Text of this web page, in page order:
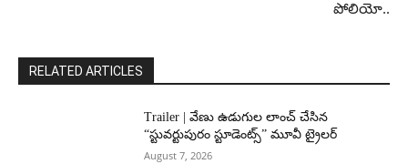
పోలియో..
RELATED ARTICLES
Trailer | వేణు ఉడుగుల లాంచ్ చేసిన
“స్టువర్టుపురం స్టూడెంట్స్” మూవీ ట్రైలర్
August 7, 2026